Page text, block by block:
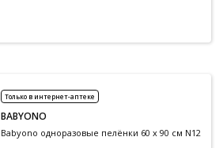
Только в интернет-аптеке
BABYONO
Babyono одноразовые пелёнки 60 x 90 см N12